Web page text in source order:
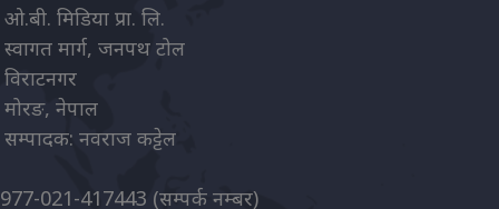
ओ.बी. मिडिया प्रा. लि.
स्वागत मार्ग, जनपथ टोल
विराटनगर
मोरङ, नेपाल
सम्पादक: नवराज कट्टेल
021-417443 (सम्पर्क नम्बर)